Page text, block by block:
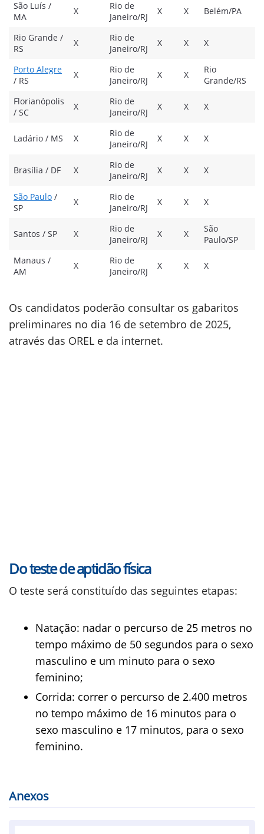
São Luís /
MA
X
Rio de
Janeiro/RJ
X X Belém/PA
Rio Grande /
RS
X
Rio de
Janeiro/RJ
X X X
Porto Alegre
/ RS
X
Rio de
Janeiro/RJ
X X
Rio
Grande/RS
Florianópolis
/ SC
X
Rio de
Janeiro/RJ
X X X
Ladário / MS X
Rio de
Janeiro/RJ
X X X
Brasília / DF X
Rio de
Janeiro/RJ
X X X
São Paulo /
SP
X
Rio de
Janeiro/RJ
X X X
Santos / SP X
Rio de
Janeiro/RJ
X X
São
Paulo/SP
Manaus /
AM
X
Rio de
Janeiro/RJ
X X X
Os candidatos poderão consultar os gabaritos
preliminares no dia 16 de setembro de 2025,
através das OREL e da internet.
Do teste de aptidão física
O teste será constituído das seguintes etapas:
Natação: nadar o percurso de 25 metros no
tempo máximo de 50 segundos para o sexo
masculino e um minuto para o sexo
feminino;
Corrida: correr o percurso de 2.400 metros
no tempo máximo de 16 minutos para o
sexo masculino e 17 minutos, para o sexo
feminino.
Anexos